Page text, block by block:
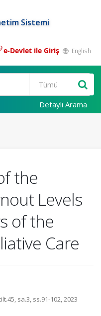
Sistemi
e-Devlet ile Giriş English
Detaylı Arama
the
Levels
of the
Care
sa.3, ss.91-102, 2023